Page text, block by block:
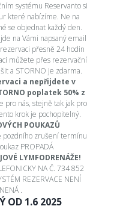
systému Reservanto si
které nabízíme. Ne na
se objednat každý den.
na Vámi napsaný email
přesně 24 hodin
můžete přes rezervační
a STORNO je zdarma.
a nepřijdete v
poplatek 50% z
pro nás, stejně tak jak pro
krok je pochopitelný.
POUKAZŮ
pozdního zrušení termínu
PROPADÁ
LYMFODRENÁŽE!
NA Č. 734 852
REZERVACE NENÍ
.
OD 1.6 2025